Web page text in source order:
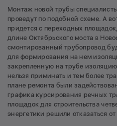
Монтаж новой трубы
проведут по подобной схеме. А
придется с переходных
длине Октябрьского моста в
смонтированный трубопровод
для формирования на нем
закрепленную на трубе
нельзя приминать и тем более
плане ремонта были
графика курсирования речных
площадок для строительства
энергетики решили отказаться